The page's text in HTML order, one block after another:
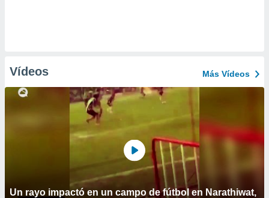
Vídeos Más Vídeos
Un rayo impactó en un campo de fútbol en Narathiwat,